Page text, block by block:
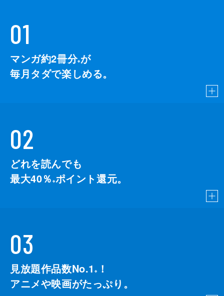
01
マンガ約2冊分※が
毎月タダで楽しめる。
02
どれを読んでも
最大40％ ※ポイント還元。
03
見放題作品数No.1 ※
！
アニメや映画がたっぷり。